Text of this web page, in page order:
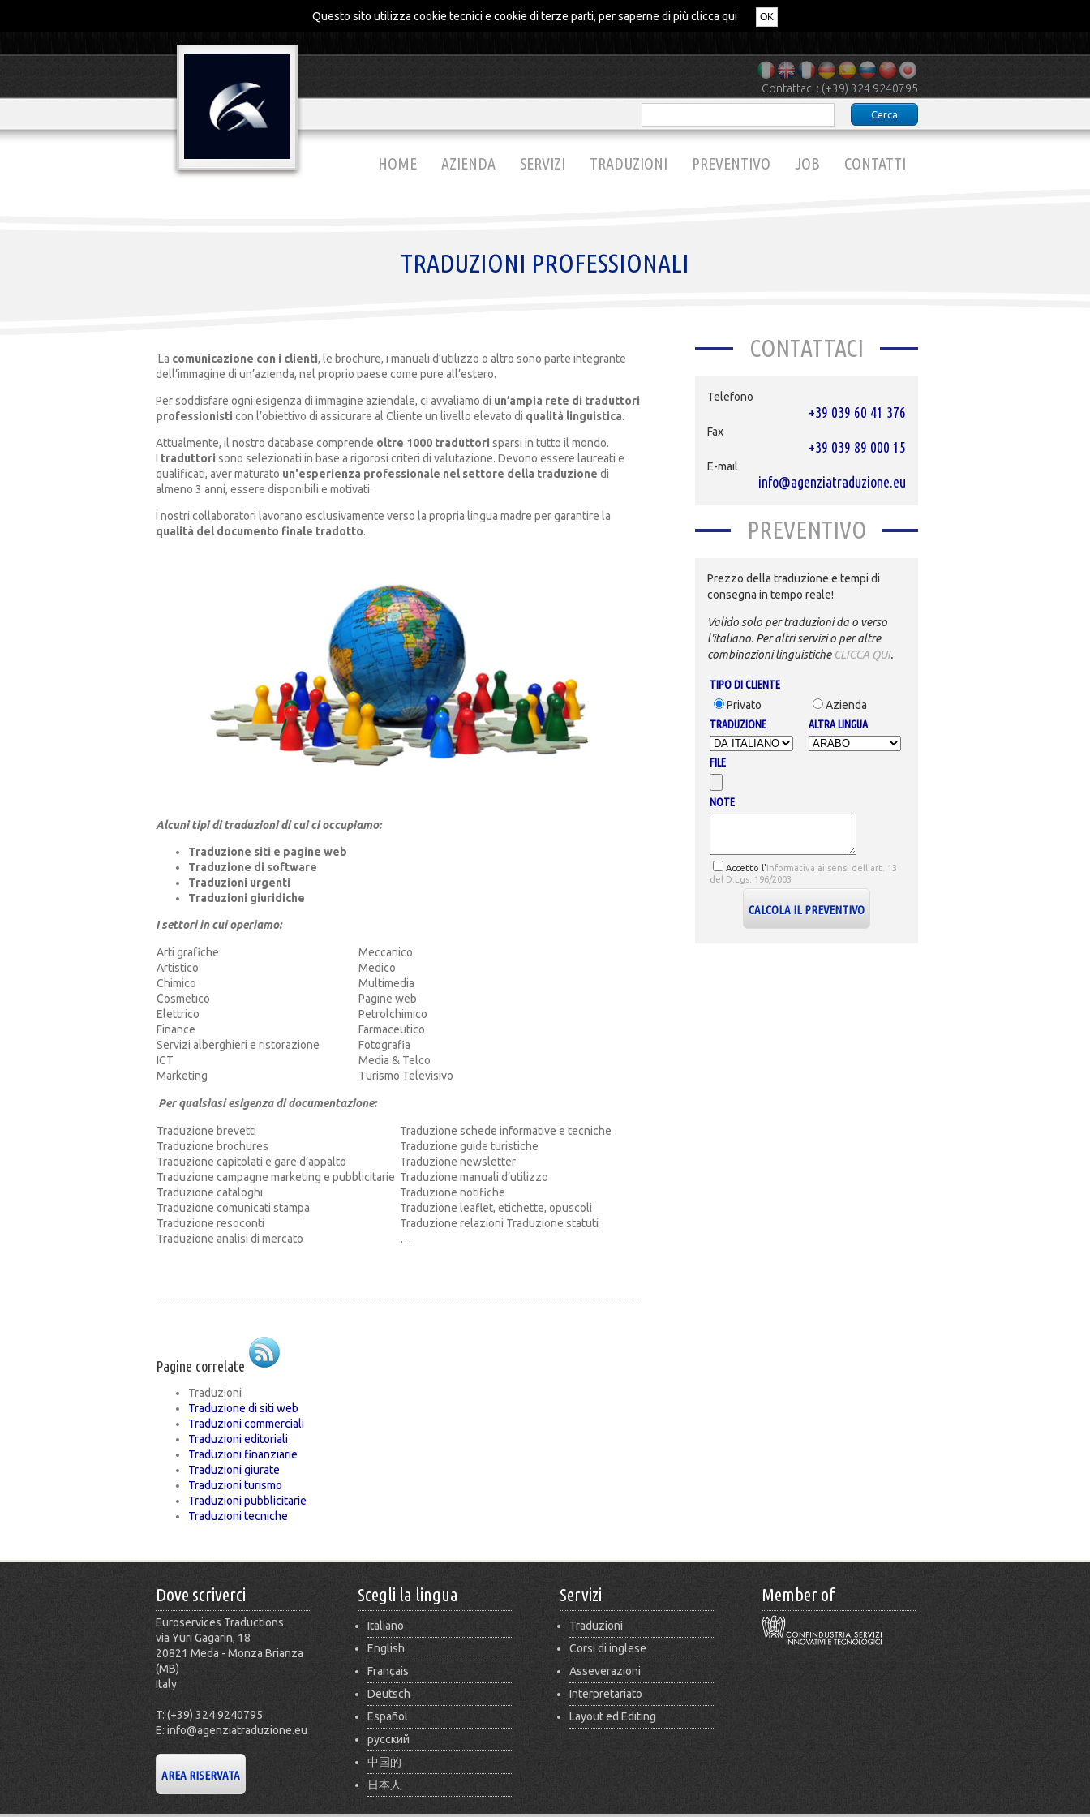
Questo sito utilizza cookie tecnici e cookie di terze parti, per saperne di più clicca qui OK
Contattaci : (+39) 324 9240795
HOME AZIENDA SERVIZI TRADUZIONI PREVENTIVO JOB CONTATTI
TRADUZIONI PROFESSIONALI
La comunicazione con i clienti, le brochure, i manuali d’utilizzo o altro sono parte integrante
dell’immagine di un’azienda, nel proprio paese come pure all’estero.
Per soddisfare ogni esigenza di immagine aziendale, ci avvaliamo di un’ampia rete di traduttori
professionisti con l’obiettivo di assicurare al Cliente un livello elevato di qualità linguistica.
Attualmente, il nostro database comprende oltre 1000 traduttori sparsi in tutto il mondo.
I traduttori sono selezionati in base a rigorosi criteri di valutazione. Devono essere laureati e
qualificati, aver maturato un'esperienza professionale nel settore della traduzione di
almeno 3 anni, essere disponibili e motivati.
I nostri collaboratori lavorano esclusivamente verso la propria lingua madre per garantire la
qualità del documento finale tradotto.
Alcuni tipi di traduzioni di cui ci occupiamo:
Traduzione siti e pagine web
Traduzione di software
Traduzioni urgenti
Traduzioni giuridiche
I settori in cui operiamo:
Arti grafiche
Artistico
Chimico
Cosmetico
Elettrico
Finance
Servizi alberghieri e ristorazione
ICT
Marketing
Meccanico
Medico
Multimedia
Pagine web
Petrolchimico
Farmaceutico
Fotografia
Media & Telco
Turismo Televisivo
Per qualsiasi esigenza di documentazione:
Traduzione brevetti
Traduzione brochures
Traduzione capitolati e gare d’appalto
Traduzione campagne marketing e pubblicitarie
Traduzione cataloghi
Traduzione comunicati stampa
Traduzione resoconti
Traduzione analisi di mercato
Traduzione schede informative e tecniche
Traduzione guide turistiche
Traduzione newsletter
Traduzione manuali d’utilizzo
Traduzione notifiche
Traduzione leaflet, etichette, opuscoli
Traduzione relazioni Traduzione statuti
…
Pagine correlate
Traduzioni
Traduzione di siti web
Traduzioni commerciali
Traduzioni editoriali
Traduzioni finanziarie
Traduzioni giurate
Traduzioni turismo
Traduzioni pubblicitarie
Traduzioni tecniche
CONTATTACI
Telefono
+39 039 60 41 376
Fax
+39 039 89 000 15
E-mail
info@agenziatraduzione.eu
PREVENTIVO
Prezzo della traduzione e tempi di
consegna in tempo reale!
Valido solo per traduzioni da o verso
l'italiano. Per altri servizi o per altre
combinazioni linguistiche CLICCA QUI.
TIPO DI CLIENTE
Privato
Azienda
TRADUZIONE
ALTRA LINGUA
FILE
NOTE
Accetto l'Informativa ai sensi dell'art. 13
del D.Lgs. 196/2003
Dove scriverci
Euroservices Traductions
via Yuri Gagarin, 18
20821 Meda - Monza Brianza
(MB)
Italy
T: (+39) 324 9240795
E: info@agenziatraduzione.eu
Scegli la lingua
Italiano
English
Français
Deutsch
Español
русский
中国的
日本人
Servizi
Traduzioni
Corsi di inglese
Asseverazioni
Interpretariato
Layout ed Editing
Member of